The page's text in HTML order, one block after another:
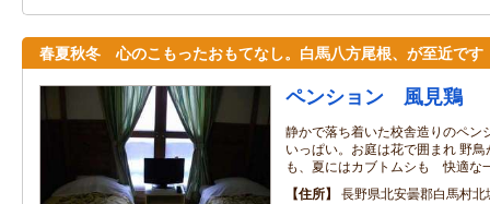
春夏秋冬 心のこもったおもてなし。白馬八方尾根、が至近です
ペンション 風見鶏
静かで落ち着いた校舎造りのペン
いっぱい。お庭は花で囲まれ 野
も、夏にはカブトムシも 快適な
住所
長野県北安曇郡白馬村北